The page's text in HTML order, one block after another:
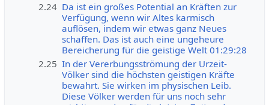
2.24 Da ist ein großes Potential an Kräften zur
Verfügung, wenn wir Altes karmisch
auflösen, indem wir etwas ganz Neues
schaffen. Das ist auch eine ungeheure
Bereicherung für die geistige Welt 01:29:28
2.25 In der Vererbungsströmung der Urzeit-
Völker sind die höchsten geistigen Kräfte
bewahrt. Sie wirken im physischen Leib.
Diese Völker werden für uns noch sehr